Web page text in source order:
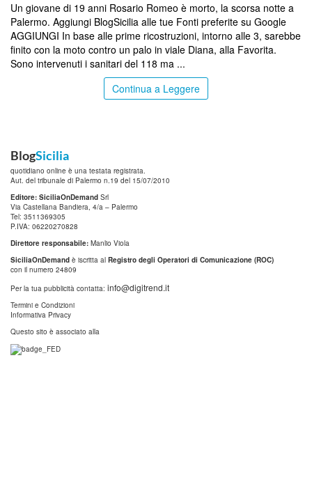
Un giovane di 19 anni Rosario Romeo è morto, la scorsa notte a
Palermo. Aggiungi BlogSicilia alle tue Fonti preferite su Google
AGGIUNGI In base alle prime ricostruzioni, intorno alle 3, sarebbe
finito con la moto contro un palo in viale Diana, alla Favorita.
Sono intervenuti i sanitari del 118 ma ...
Continua a Leggere
BlogSicilia
quotidiano online è una testata registrata.
Aut. del tribunale di Palermo n.19 del 15/07/2010
Editore: SiciliaOnDemand Srl
Via Castellana Bandiera, 4/a – Palermo
Tel: 3511369305
P.IVA: 06220270828
Direttore responsabile: Manlio Viola
SiciliaOnDemand è iscritta al Registro degli Operatori di Comunicazione (ROC)
con il numero 24809
Per la tua pubblicità contatta: info@digitrend.it
Termini e Condizioni
Informativa Privacy
Questo sito è associato alla